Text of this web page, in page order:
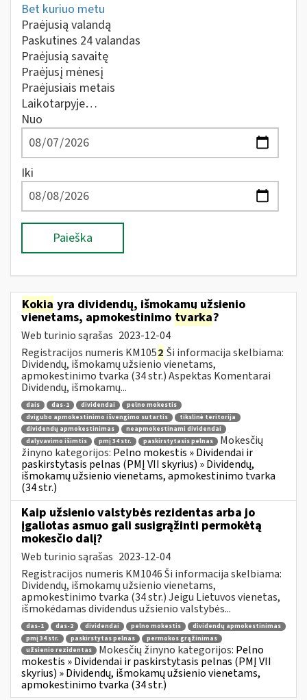
Bet kuriuo metu
Praėjusią valandą
Paskutines 24 valandas
Praėjusią savaitę
Praėjusį mėnesį
Praėjusiais metais
Laikotarpyje…
Nuo
Iki
Paieška
Kokia yra dividendų, išmokamų užsienio
vienetams, apmokestinimo tvarka?
Web turinio sąrašas 2023-12-04
Registracijos numeris KM1052 Ši informacija skelbiama:
Dividendų, išmokamų užsienio vienetams,
apmokestinimo tvarka (34 str.) Aspektas Komentarai
Dividendų, išmokamų...
dais das-1 dividendai
pelno mokestis
dvigubo apmokestinimo išvengimo sutartis
tikslinė teritorija
dividendų apmokestinimas
neapmokestinami dividendai
dalyvavimo išimtis
pmį 34 str. paskirstytasis pelnas
Mokesčių
žinyno kategorijos: Pelno mokestis » Dividendai ir
paskirstytasis pelnas (PMĮ VII skyrius) » Dividendų,
išmokamų užsienio vienetams, apmokestinimo tvarka
(34 str.)
Kaip užsienio valstybės rezidentas arba jo
įgaliotas asmuo gali susigrąžinti permokėtą
mokesčio dalį?
Web turinio sąrašas 2023-12-04
Registracijos numeris KM1046 Ši informacija skelbiama:
Dividendų, išmokamų užsienio vienetams,
apmokestinimo tvarka (34 str.) Jeigu Lietuvos vienetas,
išmokėdamas dividendus užsienio valstybės...
das-1 das-2 dividendai pelno mokestis
dividendų apmokestinimas
pmį 34 str.
paskirstytas pelnas
permokos grąžinimas
užsienio rezidentas
Mokesčių žinyno kategorijos: Pelno
mokestis » Dividendai ir paskirstytasis pelnas (PMĮ VII
skyrius) » Dividendų, išmokamų užsienio vienetams,
apmokestinimo tvarka (34 str.)